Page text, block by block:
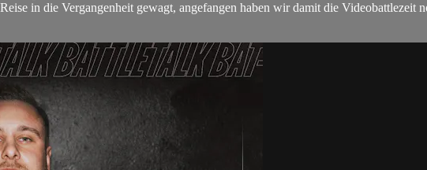
in die Vergangenheit gewagt, angefangen haben wir damit die Videobattlezeit